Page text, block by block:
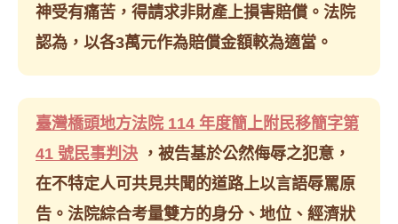
神受有痛苦，得請求非財產上損害賠償。法院
認為，以各3萬元作為賠償金額較為適當。
臺灣橋頭地方法院 114 年度簡上附民移簡字第
41 號民事判決 ，被告基於公然侮辱之犯意，
在不特定人可共見共聞的道路上以言語辱罵原
告。法院綜合考量雙方的身分、地位、經濟狀